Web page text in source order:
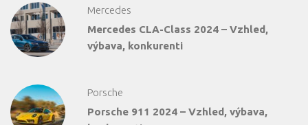
Mercedes
Mercedes CLA-Class 2024 – Vzhled,
výbava, konkurenti
Porsche
Porsche 911 2024 – Vzhled, výbava,